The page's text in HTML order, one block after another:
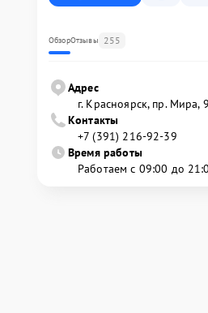
ОбзорОтзывы 255
Адрес
г. Красноярск, ​пр. Мира,
Контакты
+7 (391) 216-92-39
Время работы
Работаем с 09:00 до